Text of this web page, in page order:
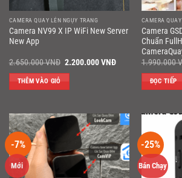
CAMERA QUAY LÉN NGỤY TRANG
Camera NV99 X IP WiFi New Server
New App
2.650.000VNĐ Giá
2.200.000VNĐGiá
2.200.000 VNĐ.
THÊM VÀO GIỎ
CAMERA
Camera
Chuẩn
1.990.000
ĐỌC TIẾP
-7%
Mới
-25%
Bán Chạy